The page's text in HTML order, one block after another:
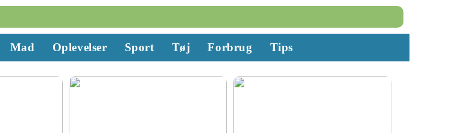
Mad Oplevelser Sport Tøj Forbrug Tips